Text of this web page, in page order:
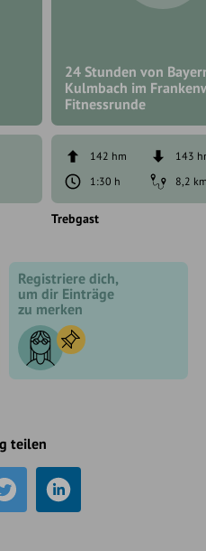
24 Stunden von
Kulmbach im
Fitnessrunde
142 hm
143
1:30 h
8,2
Trebgast
Registriere dich,
um dir Einträge
zu merken
teilen